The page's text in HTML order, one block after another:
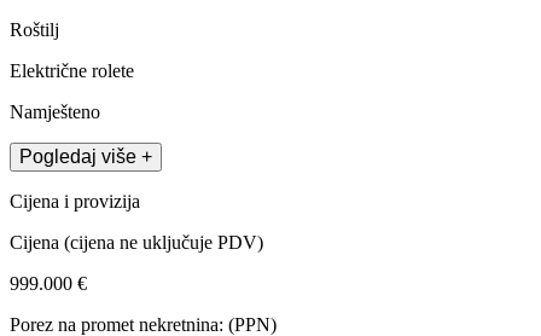
Roštilj
Električne rolete
Namješteno
Pogledaj više +
Cijena i provizija
Cijena (cijena ne uključuje PDV)
999.000 €
Porez na promet nekretnina: (PPN)